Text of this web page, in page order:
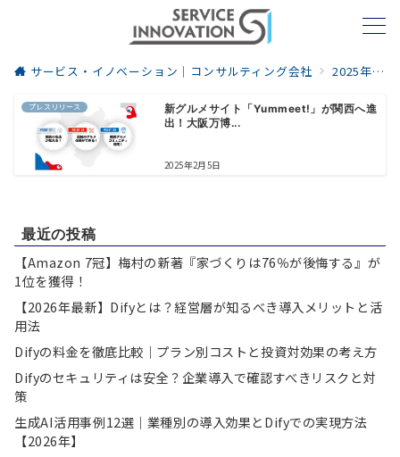
サービス・イノベーション｜コンサルティング会社 2025年
プレスリリース
新グルメサイト「Yummeet!」が関西へ進
出！大阪万博...
2025年2月5日
最近の投稿
【Amazon 7冠】梅村の新著『家づくりは76％が後悔する』が
1位を獲得！
【2026年最新】Difyとは？経営層が知るべき導入メリットと活
用法
Difyの料金を徹底比較｜プラン別コストと投資対効果の考え方
Difyのセキュリティは安全？企業導入で確認すべきリスクと対
策
生成AI活用事例12選｜業種別の導入効果とDifyでの実現方法
【2026年】